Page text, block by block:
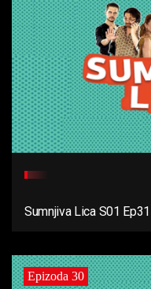
Sumnjiva Lica S01 Ep31
Epizoda 30